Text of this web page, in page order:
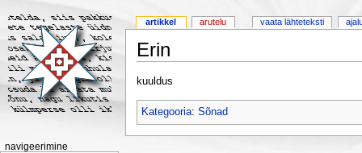
Erin
kuuldus
Kategooria: Sõnad
artikkel arutelu vaata lähteteksti
navigeerimine